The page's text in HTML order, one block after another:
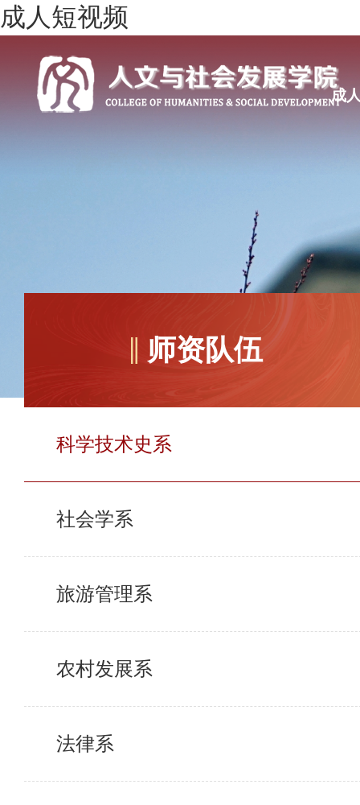
成人短视频
成
师资队伍
科学技术史系
社会学系
旅游管理系
农村发展系
法律系